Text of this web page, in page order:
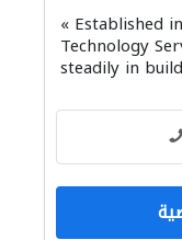
أنظمة الاتصالات
« Established
Technology
steadily in